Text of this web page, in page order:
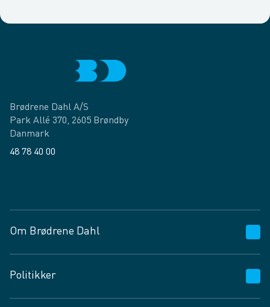
Brødrene Dahl A/S
Park Allé 370, 2605 Brøndby
Danmark
48 78 40 00
Om Brødrene Dahl
Vagttelefon 30 10 89 89
Spørgsmål og svar
Politikker